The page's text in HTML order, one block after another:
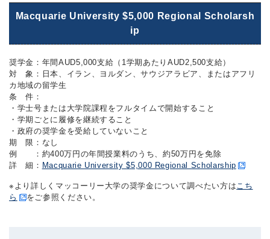
Macquarie University $5,000 Regional Scholarsh
ip
奨学金：年間AUD5,000支給（1学期あたりAUD2,500支給）
対 象：日本、イラン、ヨルダン、サウジアラビア、またはアフリ
カ地域の留学生
条 件：
・学士号または大学院課程をフルタイムで開始すること
・学期ごとに履修を継続すること
・政府の奨学金を受給していないこと
期 限：なし
例 ：約400万円の年間授業料のうち、約50万円を免除
詳 細： Macquarie University $5,000 Regional Scholarship
※より詳しくマッコーリー大学の奨学金について調べたい方はこち
ら
をご参照ください。